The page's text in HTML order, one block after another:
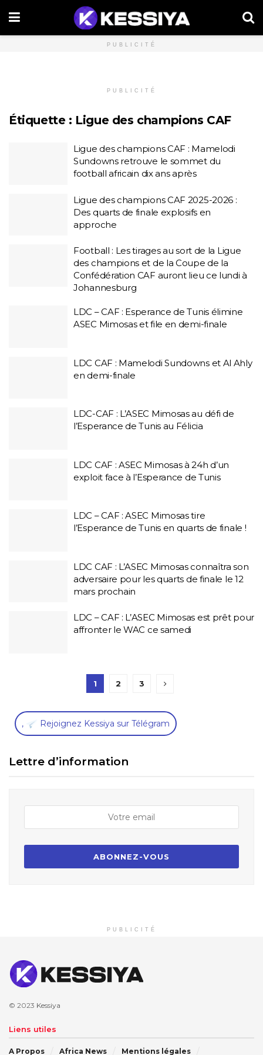
PUBLICITÉ
PUBLICITÉ
Étiquette : Ligue des champions CAF
Ligue des champions CAF : Mamelodi
Sundowns retrouve le sommet du
football africain dix ans après
Ligue des champions CAF 2025-2026 :
Des quarts de finale explosifs en
approche
Football : Les tirages au sort de la Ligue
des champions et de la Coupe de la
Confédération CAF auront lieu ce lundi à
Johannesburg
LDC – CAF : Esperance de Tunis élimine
ASEC Mimosas et file en demi-finale
LDC CAF : Mamelodi Sundowns et Al Ahly
en demi-finale
LDC-CAF : L’ASEC Mimosas au défi de
l’Esperance de Tunis au Félicia
LDC CAF : ASEC Mimosas à 24h d’un
exploit face à l’Esperance de Tunis
LDC – CAF : ASEC Mimosas tire
l’Esperance de Tunis en quarts de finale !
LDC CAF : L’ASEC Mimosas connaîtra son
adversaire pour les quarts de finale le 12
mars prochain
LDC – CAF : L’ASEC Mimosas est prêt pour
affronter le WAC ce samedi
1 2 3
, Rejoignez Kessiya sur Télégram
Lettre d’information
PUBLICITÉ
© 2023 Kessiya
Liens utiles
A Propos Africa News Mentions légales